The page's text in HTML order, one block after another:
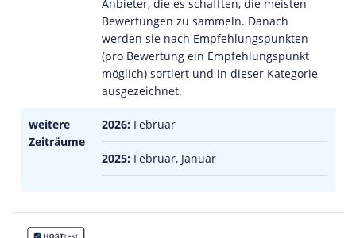
Anbieter, die es schafften, die meisten
Bewertungen zu sammeln. Danach
werden sie nach Empfehlungspunkten
(pro Bewertung ein Empfehlungspunkt
möglich) sortiert und in dieser Kategorie
ausgezeichnet.
weitere
Zeiträume
2026: Februar
2025: Februar, Januar